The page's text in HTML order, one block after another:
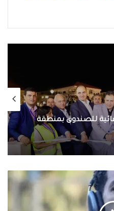
للصندوق بمنطقة